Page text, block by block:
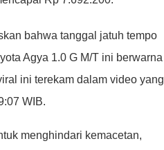
bahwa tanggal jatuh tempo
Agya 1.0 G M/T ini berwarna
ini terekam dalam video yang
WIB.
menghindari kemacetan,